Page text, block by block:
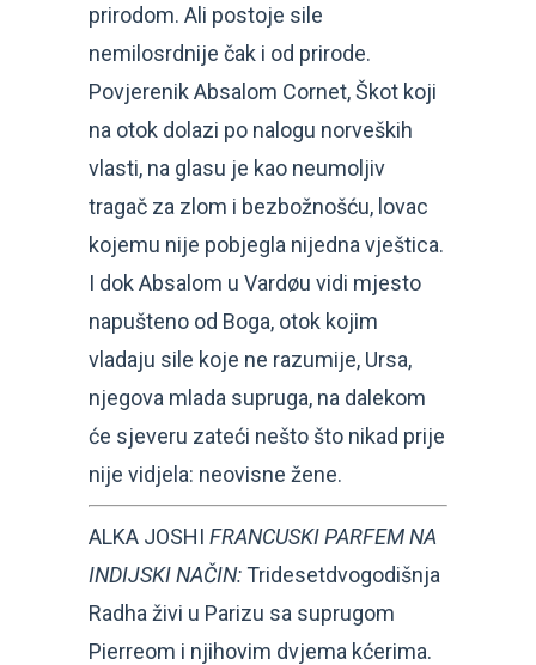
prirodom. Ali postoje sile
nemilosrdnije čak i od prirode.
Povjerenik Absalom Cornet, Škot koji
na otok dolazi po nalogu norveških
vlasti, na glasu je kao neumoljiv
tragač za zlom i bezbožnošću, lovac
kojemu nije pobjegla nijedna vještica.
I dok Absalom u Vardøu vidi mjesto
napušteno od Boga, otok kojim
vladaju sile koje ne razumije, Ursa,
njegova mlada supruga, na dalekom
će sjeveru zateći nešto što nikad prije
nije vidjela: neovisne žene.
ALKA JOSHI FRANCUSKI PARFEM NA
INDIJSKI NAČIN: Tridesetdvogodišnja
Radha živi u Parizu sa suprugom
Pierreom i njihovim dvjema kćerima.